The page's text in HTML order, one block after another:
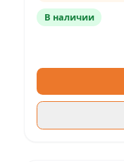
В наличии